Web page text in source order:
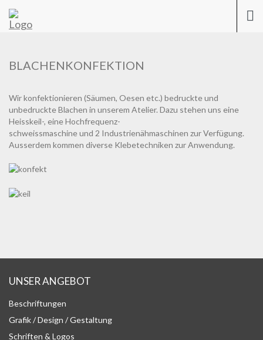
BLACHENKONFEKTION
Wir konfektionieren (Säumen, Oesen etc.) bedruckte und
unbedruckte Blachen in unserem Atelier. Dazu stehen uns eine
Heisskeil-, eine Hochfrequenz-
schweissmaschine und 2 Industrienähmaschinen zur Verfügung.
Ausserdem kommen diverse Klebetechniken zur Anwendung.
UNSER ANGEBOT
Beschriftungen
Grafik / Design / Gestaltung
Schriften & Logos